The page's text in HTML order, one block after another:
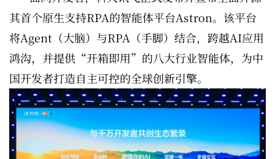
其首个原生支持RPA的智能体平台Astron。该平台
将Agent（大脑）与RPA（手脚）结合，跨越AI应用
鸿沟，并提供“开箱即用”的八大行业智能体，为中
国开发者打造自主可控的全球创新引擎。